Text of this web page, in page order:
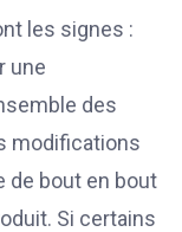
les signes :
une
des
modifications
de bout en bout
Si certains